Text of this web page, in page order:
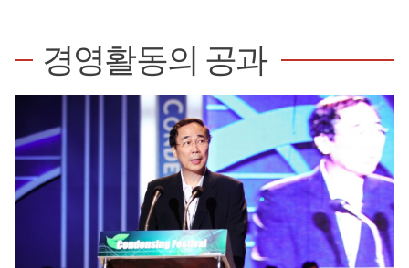
경영활동의 공과